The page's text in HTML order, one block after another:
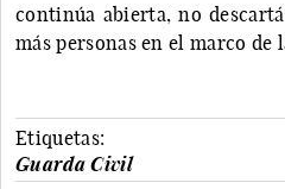
continúa abierta, no
más personas en el marco de
Etiquetas:
Guarda Civil